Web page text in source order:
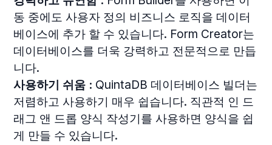
동 중에도 사용자 정의 비즈니스 로직을 데이터
베이스에 추가 할 수 있습니다. Form Creator는
데이터베이스를 더욱 강력하고 전문적으로 만듭
니다.
사용하기 쉬움 : QuintaDB 데이터베이스 빌더는
저렴하고 사용하기 매우 쉽습니다. 직관적 인 드
래그 앤 드롭 양식 작성기를 사용하면 양식을 쉽
게 만들 수 있습니다.